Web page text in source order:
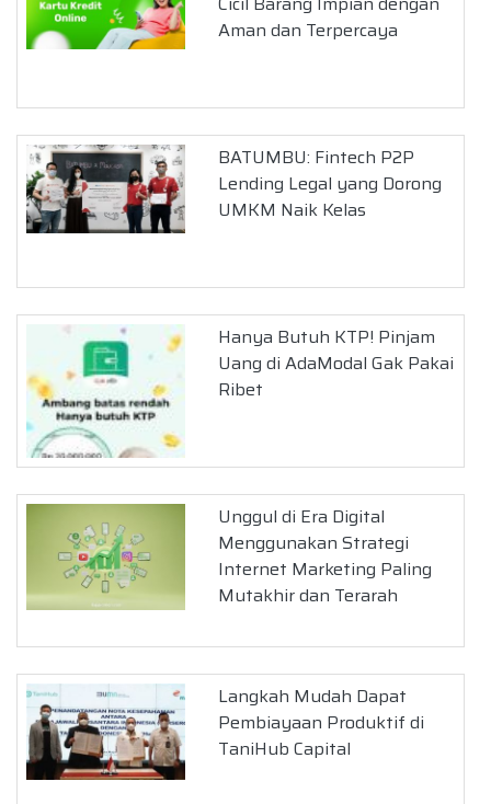
Aman dan Terpercaya
BATUMBU: Fintech P2P
Lending Legal yang Dorong
UMKM Naik Kelas
Hanya Butuh KTP! Pinjam
Uang di AdaModal Gak Pakai
Ribet
Unggul di Era Digital
Menggunakan Strategi
Internet Marketing Paling
Mutakhir dan Terarah
Langkah Mudah Dapat
Pembiayaan Produktif di
TaniHub Capital